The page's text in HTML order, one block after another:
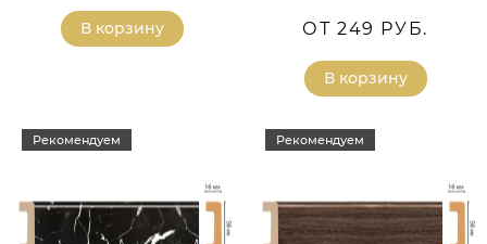
В корзину ОТ 249 РУБ.
В корзину
Рекомендуем Рекомендуем